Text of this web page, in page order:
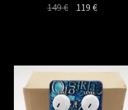
149€ Le
149 €.
119 €Le
119 €.